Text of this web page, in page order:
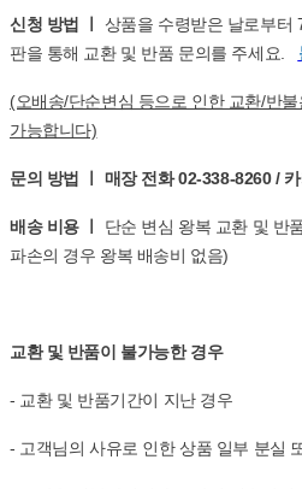
신청 방법 ㅣ 상품을 수령받은 날로부터
판을 통해 교환 및 반품 문의를 주세요.
(오배송/단순변심 등으로 인한 교환/반
가능합니다)
문의 방법 ㅣ 매장 전화 02-338-8260 /
배송 비용 ㅣ
단순 변심 왕복 교환 및 반
파손의 경우 왕복 배송비 없음)
교환 및 반품이 불가능한 경우
- 교환 및 반품기간이 지난 경우
- 고객님의 사유로 인한 상품 일부 분실